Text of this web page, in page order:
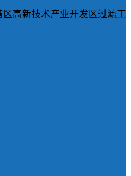
高新技术产业开发区过滤工